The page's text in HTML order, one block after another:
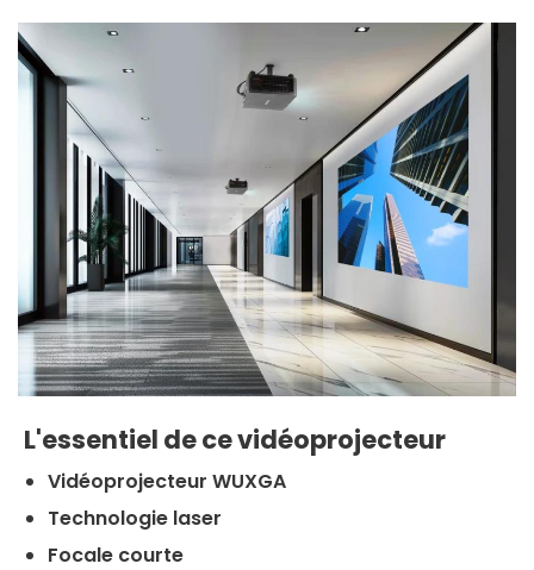
L'essentiel de ce vidéoprojecteur
Vidéoprojecteur WUXGA
Technologie laser
Focale courte